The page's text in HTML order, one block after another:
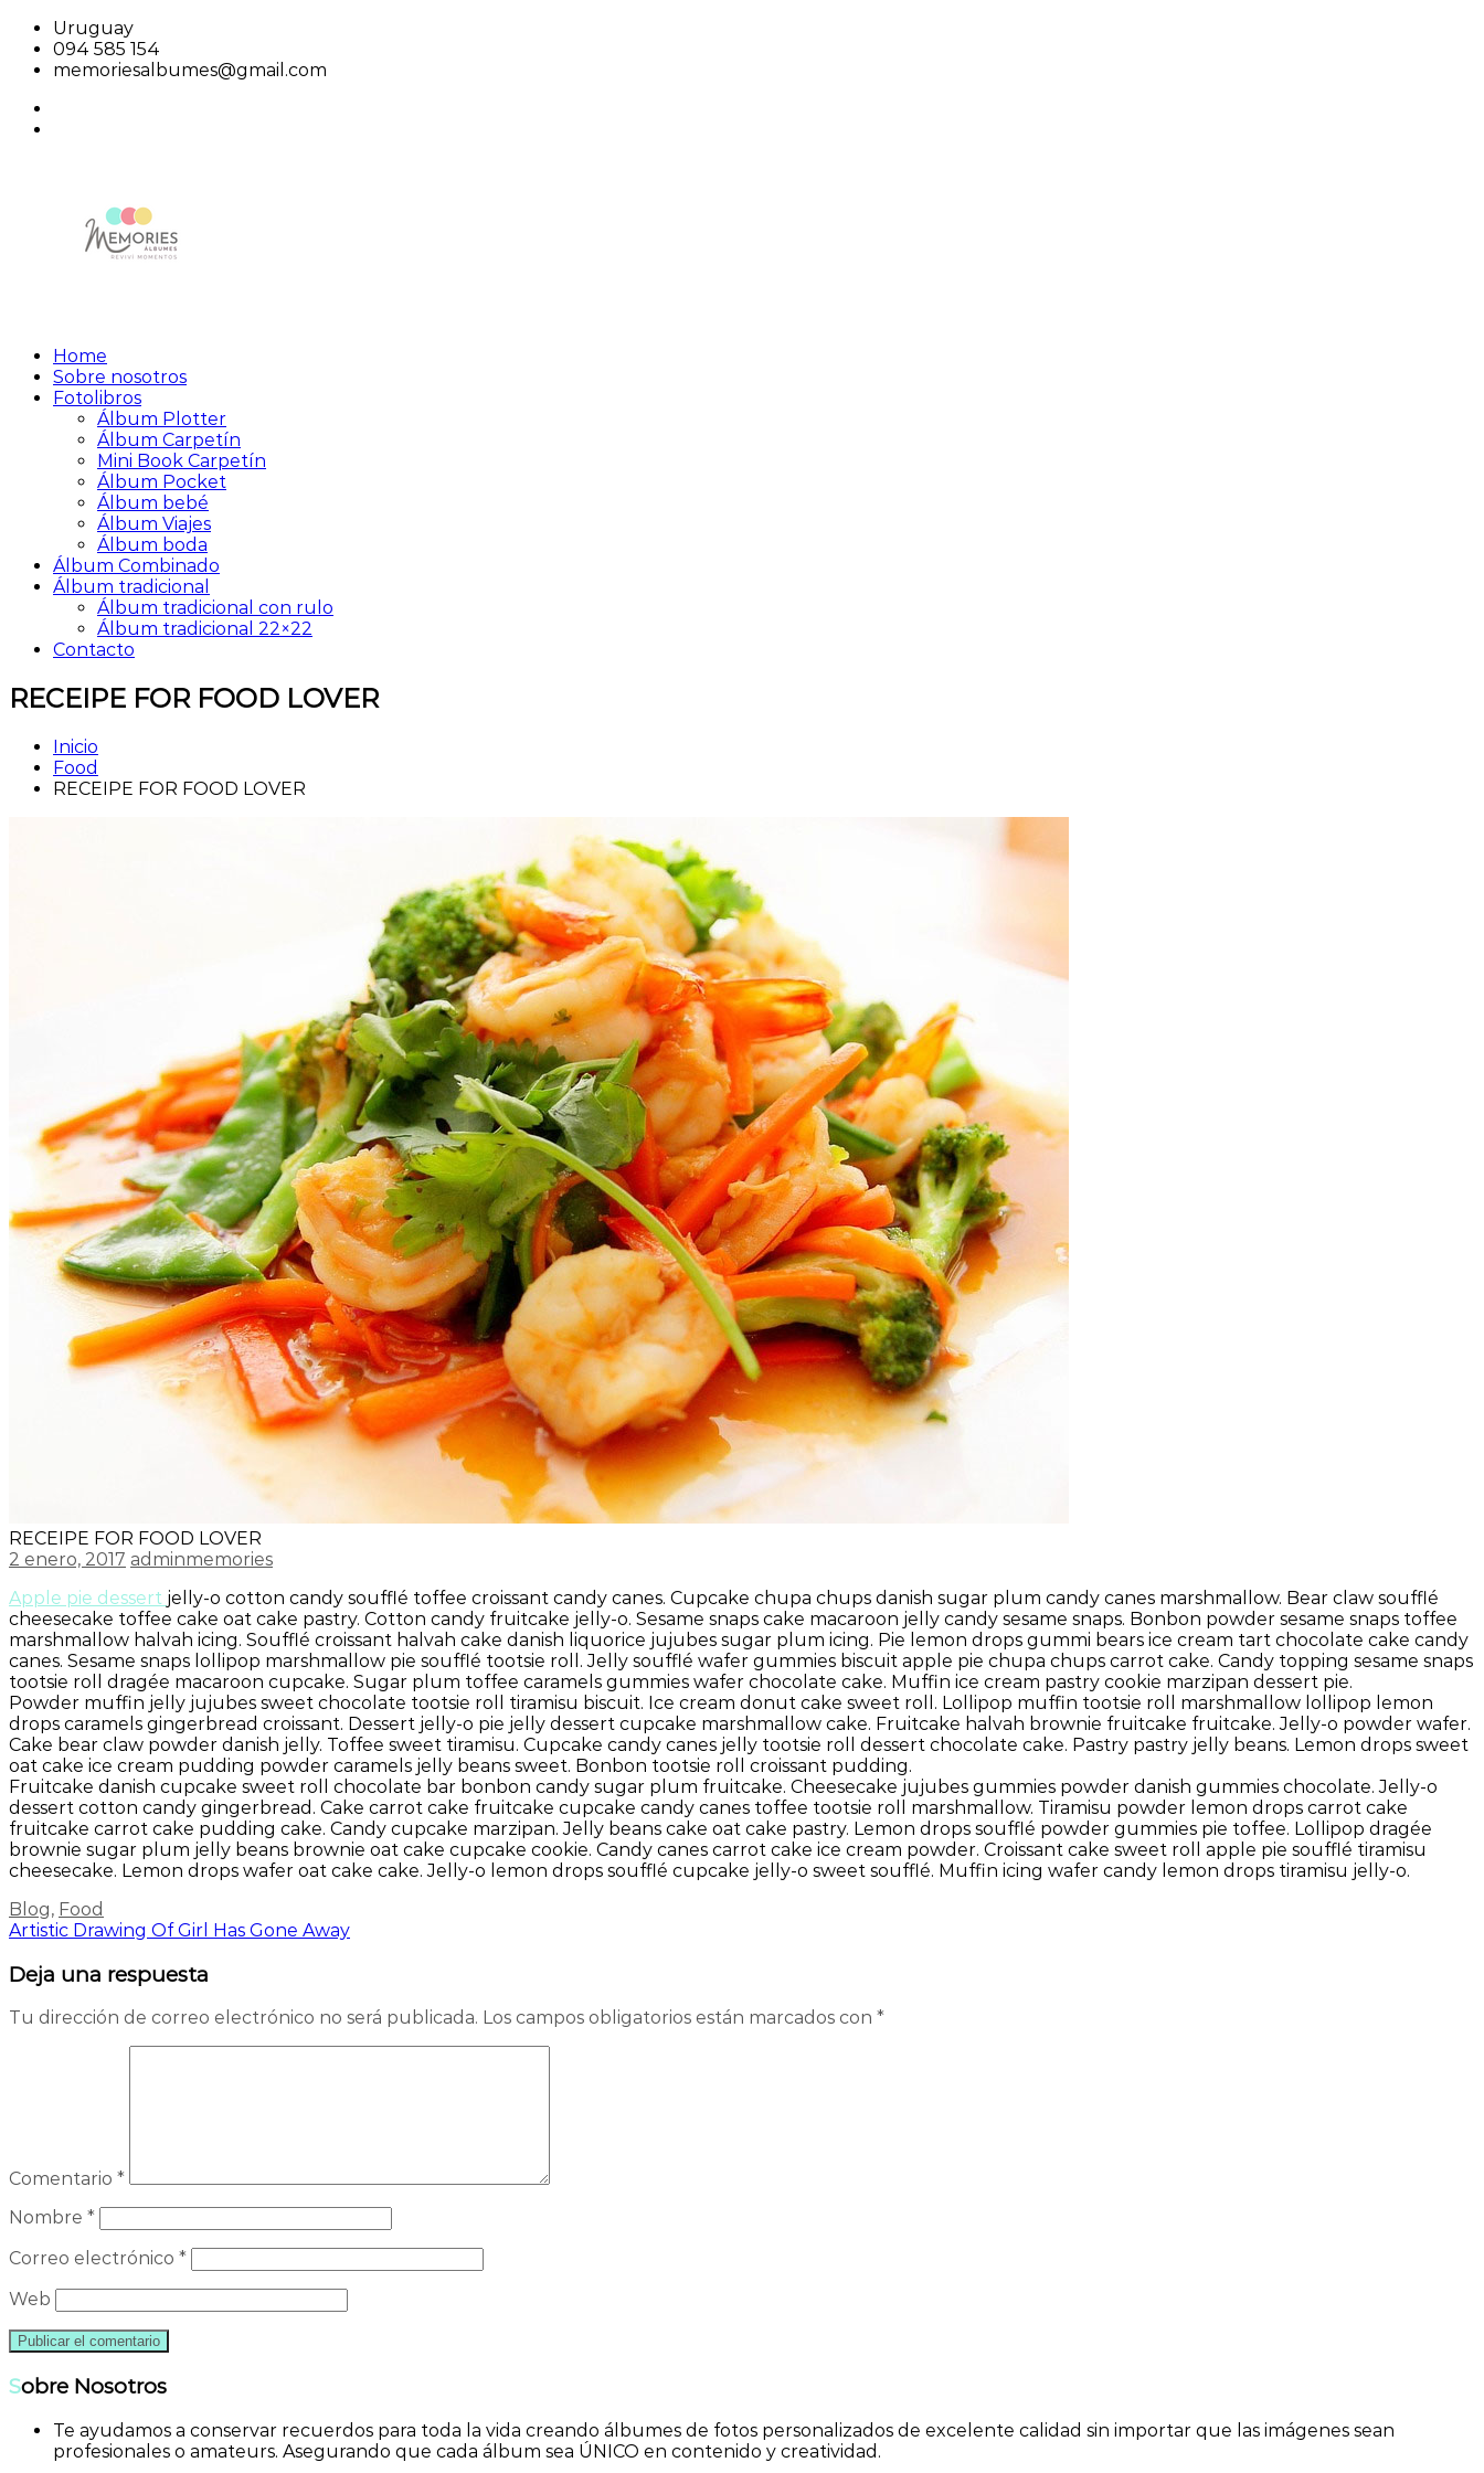
Saltar
contenido
Uruguay
094 585 154
memoriesalbumes@gmail.com
Memories
Álbumes
Reviví
Momentos
Home
Sobre nosotros
Fotolibros
Álbum Plotter
Álbum Carpetín
Mini Book Carpetín
Álbum Pocket
Álbum bebé
Álbum Viajes
Álbum boda
Álbum Combinado
Álbum tradicional
Álbum tradicional con rulo
Álbum tradicional 22×22
Contacto
RECEIPE FOR FOOD LOVER
Inicio
Food
RECEIPE FOR FOOD LOVER
RECEIPE FOR FOOD LOVER
2 enero, 2017 adminmemories
Apple pie dessert jelly-o cotton candy soufflé toffee croissant candy canes. Cupcake chupa chups danish sugar plum candy canes marshmallow. Bear claw soufflé
cheesecake toffee cake oat cake pastry. Cotton candy fruitcake jelly-o. Sesame snaps cake macaroon jelly candy sesame snaps. Bonbon powder sesame snaps toffee
marshmallow halvah icing. Soufflé croissant halvah cake danish liquorice jujubes sugar plum icing. Pie lemon drops gummi bears ice cream tart chocolate cake candy
canes. Sesame snaps lollipop marshmallow pie soufflé tootsie roll. Jelly soufflé wafer gummies biscuit apple pie chupa chups carrot cake. Candy topping sesame snaps
tootsie roll dragée macaroon cupcake. Sugar plum toffee caramels gummies wafer chocolate cake. Muffin ice cream pastry cookie marzipan dessert pie.
Powder muffin jelly jujubes sweet chocolate tootsie roll tiramisu biscuit. Ice cream donut cake sweet roll. Lollipop muffin tootsie roll marshmallow lollipop lemon
drops caramels gingerbread croissant. Dessert jelly-o pie jelly dessert cupcake marshmallow cake. Fruitcake halvah brownie fruitcake fruitcake. Jelly-o powder wafer.
Cake bear claw powder danish jelly. Toffee sweet tiramisu. Cupcake candy canes jelly tootsie roll dessert chocolate cake. Pastry pastry jelly beans. Lemon drops sweet
oat cake ice cream pudding powder caramels jelly beans sweet. Bonbon tootsie roll croissant pudding.
Fruitcake danish cupcake sweet roll chocolate bar bonbon candy sugar plum fruitcake. Cheesecake jujubes gummies powder danish gummies chocolate. Jelly-o
dessert cotton candy gingerbread. Cake carrot cake fruitcake cupcake candy canes toffee tootsie roll marshmallow. Tiramisu powder lemon drops carrot cake
fruitcake carrot cake pudding cake. Candy cupcake marzipan. Jelly beans cake oat cake pastry. Lemon drops soufflé powder gummies pie toffee. Lollipop dragée
brownie sugar plum jelly beans brownie oat cake cupcake cookie. Candy canes carrot cake ice cream powder. Croissant cake sweet roll apple pie soufflé tiramisu
cheesecake. Lemon drops wafer oat cake cake. Jelly-o lemon drops soufflé cupcake jelly-o sweet soufflé. Muffin icing wafer candy lemon drops tiramisu jelly-o.
Blog, Food
Navegación
de
Artistic Drawing Of Girl Has Gone Away
Deja una respuesta
Tu dirección de correo electrónico no será publicada. Los campos obligatorios están marcados con *
Comentario *
Nombre *
Correo electrónico *
Web
Sobre Nosotros
Te ayudamos a conservar recuerdos para toda la vida creando álbumes de fotos personalizados de excelente calidad sin importar que las imágenes sean
profesionales o amateurs. Asegurando que cada álbum sea ÚNICO en contenido y creatividad.